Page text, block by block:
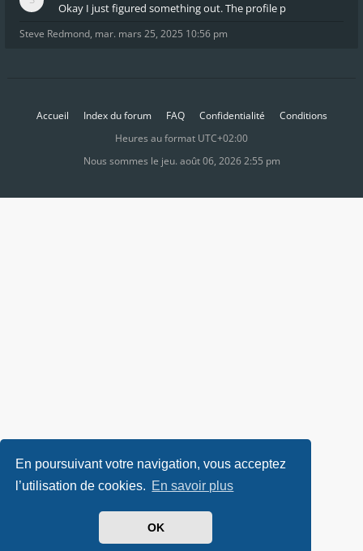
En poursuivant votre navigation, vous acceptez
l’utilisation de cookies. En savoir plus
OK
Okay I just figured something out. The profile p
Steve Redmond, mar. mars 25, 2025 10:56 pm
Accueil Index du forum FAQ Confidentialité
Conditions
Heures au format UTC+02:00
Nous sommes le jeu. août 06, 2026 2:55 pm